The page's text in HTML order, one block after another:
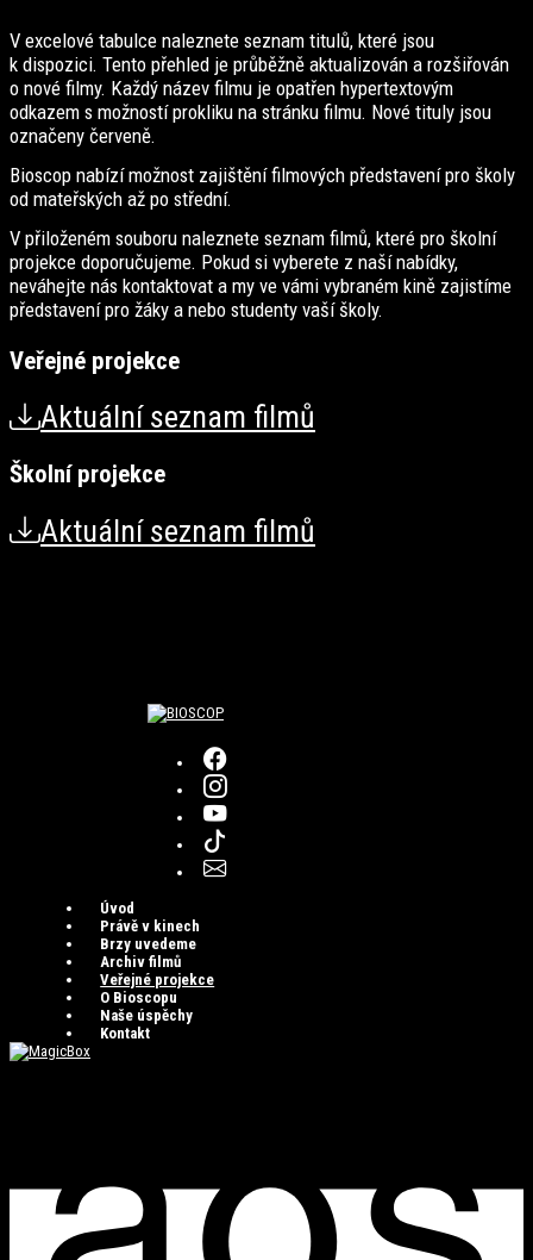
V excelové tabulce naleznete seznam titulů, které jsou
k dispozici. Tento přehled je průběžně aktualizován a rozšiřován
o nové filmy. Každý název filmu je opatřen hypertextovým
odkazem s možností prokliku na stránku filmu. Nové tituly jsou
označeny červeně.
Bioscop nabízí možnost zajištění filmových představení pro školy
od mateřských až po střední.
V přiloženém souboru naleznete seznam filmů, které pro školní
projekce doporučujeme. Pokud si vyberete z naší nabídky,
neváhejte nás kontaktovat a my ve vámi vybraném kině zajistíme
představení pro žáky a nebo studenty vaší školy.
Veřejné projekce
Aktuální seznam filmů
Školní projekce
Aktuální seznam filmů
Úvod
Právě v kinech
Brzy uvedeme
Archiv filmů
Veřejné projekce
O Bioscopu
Naše úspěchy
Kontakt